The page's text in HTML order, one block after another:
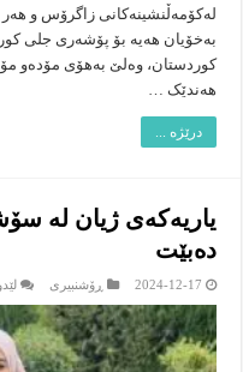
لەکۆمەڵنشینەکانی زاگرۆس و
بەخۆیان هەیە بۆ پۆشەری جلی
کوردستان، وەلێ بەهۆی مۆدەو
هەندێک …
درێژە ...
یاریەکەی ژیان لە
دەبێت
2024-12-17 ڕۆشنبیرى